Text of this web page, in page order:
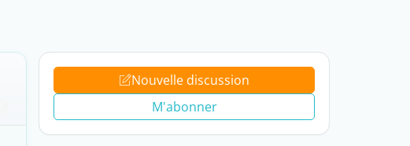
Nouvelle discussion
M'abonner